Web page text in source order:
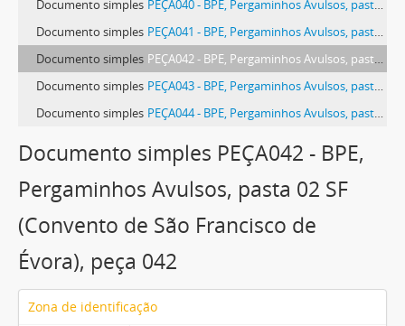
Documento simples PEÇA040 - BPE, Pergaminhos Avulsos, pasta 02 SF (Convento de São Francisco de Évora), peça 040
Documento simples PEÇA041 - BPE, Pergaminhos Avulsos, pasta 02 SF (Convento de São Francisco de Évora), peça 041
Documento simples PEÇA042 - BPE, Pergaminhos Avulsos, pasta 02 SF (Convento de São Francisco de Évora), peça 042
Documento simples PEÇA043 - BPE, Pergaminhos Avulsos, pasta 02 SF (Convento de São Francisco de Évora), peça 043
Documento simples PEÇA044 - BPE, Pergaminhos Avulsos, pasta 02 SF (Convento de São Francisco de Évora), peça 044
PEÇA046 - BPE, Pergaminhos Avulsos, pasta 02 SF (Convento de São Francisco de Évora), peça 046
12 mais...
Documento simples PEÇA042 - BPE,
Pergaminhos Avulsos, pasta 02 SF
(Convento de São Francisco de
Évora), peça 042
Zona de identificação